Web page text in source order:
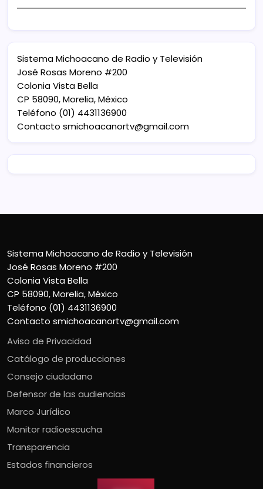
Sistema Michoacano de Radio y Televisión
José Rosas Moreno #200
Colonia Vista Bella
CP 58090, Morelia, México
Teléfono (01) 4431136900
Contacto smichoacanortv@gmail.com
Sistema Michoacano de Radio y Televisión
José Rosas Moreno #200
Colonia Vista Bella
CP 58090, Morelia, México
Teléfono (01) 4431136900
Contacto smichoacanortv@gmail.com
Aviso de Privacidad
Catálogo de producciones
Consejo ciudadano
Defensor de las audiencias
Marco Jurídico
Monitor radioescucha
Transparencia
Estados financieros